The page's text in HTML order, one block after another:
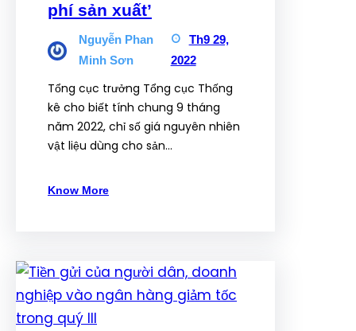
phí sản xuất’
Nguyễn Phan
Minh Sơn
Th9 29,
2022
Tổng cục trưởng Tổng cục Thống
kê cho biết tính chung 9 tháng
năm 2022, chỉ số giá nguyên nhiên
vật liệu dùng cho sản…
Know More